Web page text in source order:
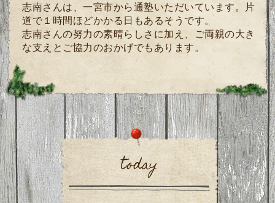
志南さんは、一宮市から通塾いただいています。片
道で１時間ほどかかる日もあるそうです。
志南さんの努力の素晴らしさに加え、ご両親の大き
な支えとご協力のおかげでもあります。
today